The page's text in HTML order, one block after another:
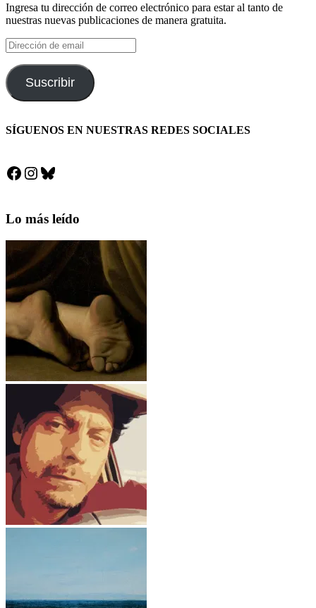
Ingresa tu dirección de correo electrónico para estar al tanto de
nuestras nuevas publicaciones de manera gratuita.
Dirección
de
email
Suscribir
SÍGUENOS EN NUESTRAS REDES SOCIALES
Facebook
Instagram
Bluesky
Lo más leído